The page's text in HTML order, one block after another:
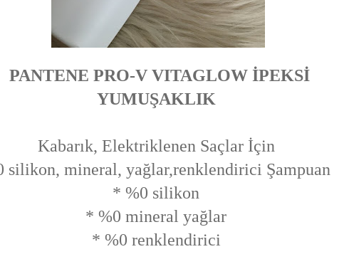
PANTENE PRO-V VITAGLOW İPEKSİ
YUMUŞAKLIK
Kabarık, Elektriklenen Saçlar İçin
silikon, mineral, yağlar,renklendirici Şampuan
* %0 silikon
* %0 mineral yağlar
* %0 renklendirici